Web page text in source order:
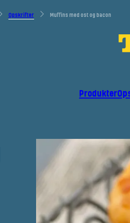
Opskrifter Muffins med ost og bacon
Produkter